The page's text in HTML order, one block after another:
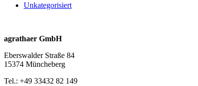
Unkategorisiert
agrathaer GmbH
Eberswalder Straße 84
15374 Müncheberg
Tel.: +49 33432 82 149